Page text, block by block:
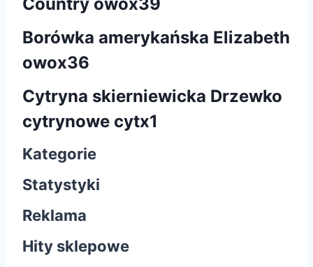
Borówka amerykańska Elizabeth
owox36
Cytryna skierniewicka Drzewko
cytrynowe cytx1
Kategorie
Statystyki
Reklama
Hity sklepowe